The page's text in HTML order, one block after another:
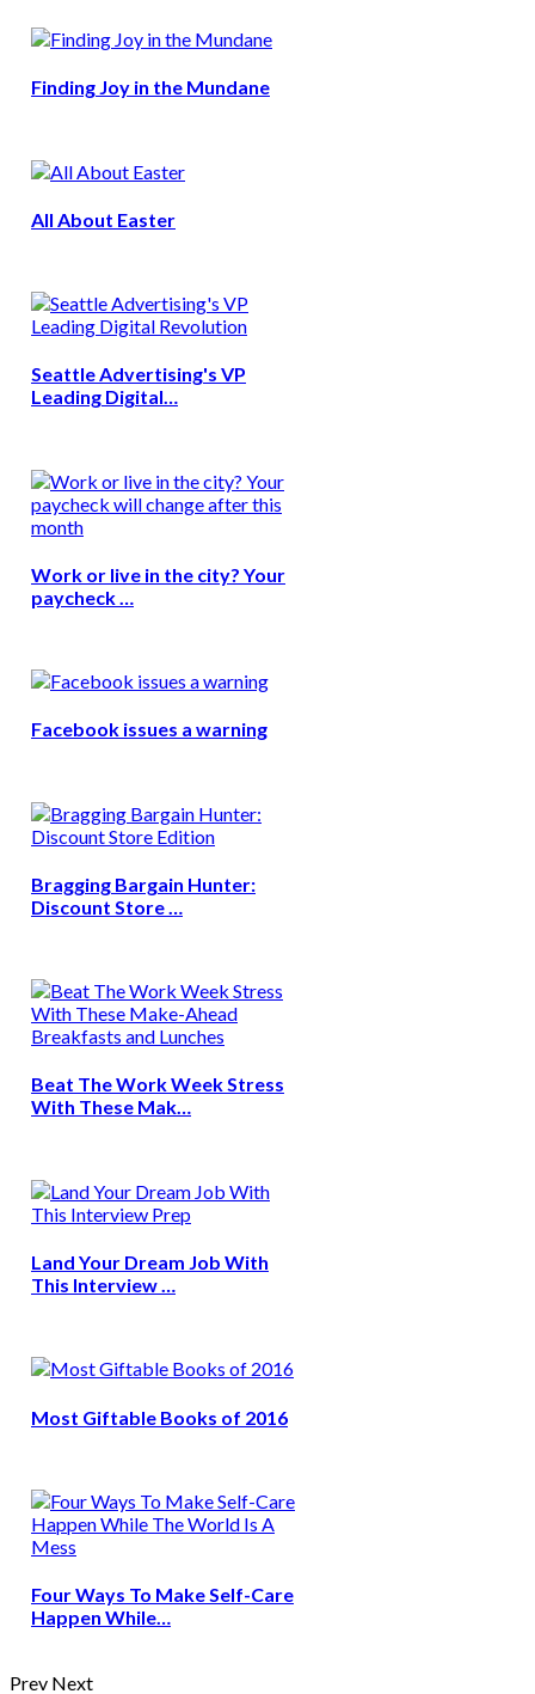
Finding Joy in the Mundane
All About Easter
Seattle Advertising's VP
Leading Digital…
Work or live in the city? Your
paycheck …
Facebook issues a warning
Bragging Bargain Hunter:
Discount Store …
Beat The Work Week Stress
With These Mak…
Land Your Dream Job With
This Interview …
Most Giftable Books of 2016
Four Ways To Make Self-Care
Happen While…
Prev Next